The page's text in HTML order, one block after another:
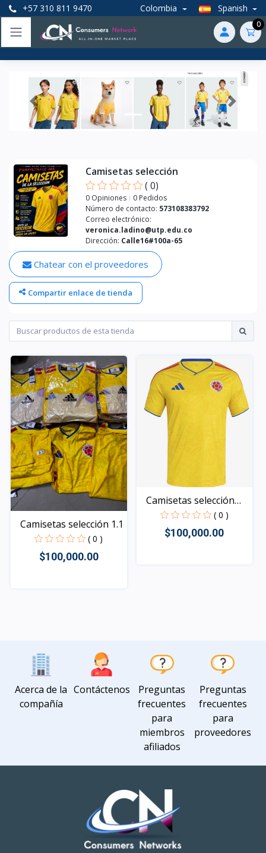
+57 310 811 9470 Colombia Spanish
0
Anterior
Camisetas selección
( 0)
0 Opiniones
0 Pedidos
Número de contacto: 573108383792
Correo electrónico:
veronica.ladino@utp.edu.co
Dirección: Calle16#100a-65
Chatear con el proveedores
Compartir enlace de tienda
Camisetas selección 1.1
( 0 )
$100,000.00
Camisetas selección
col...
( 0 )
$100,000.00
Acerca de la
compañía
Contáctenos
Preguntas
frecuentes
para
miembros
afiliados
Preguntas
frecuentes
para
proveedores